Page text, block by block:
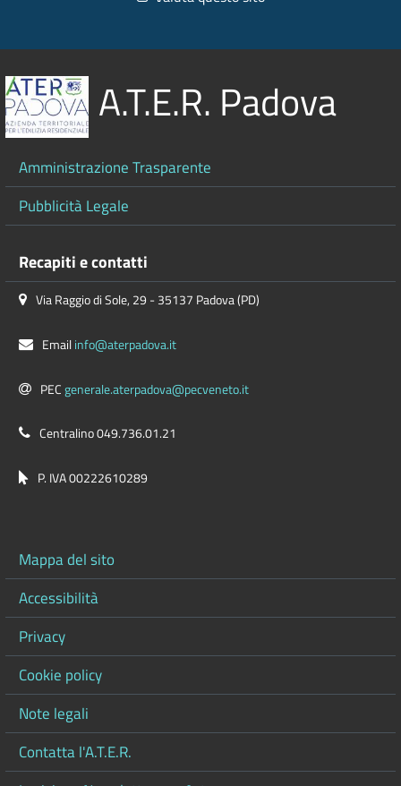
A.T.E.R. Padova
Amministrazione Trasparente
Pubblicità Legale
Recapiti e contatti
Via Raggio di Sole, 29 - 35137 Padova (PD)
Emailinfo@aterpadova.it
PECgenerale.aterpadova@pecveneto.it
Centralino 049.736.01.21
P. IVA 00222610289
Mappa del sito
Accessibilità
Privacy
Cookie policy
Note legali
Contatta l'A.T.E.R.